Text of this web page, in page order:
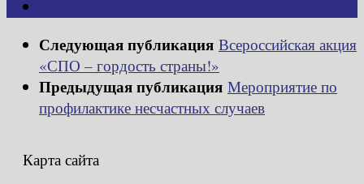
Следующая публикация Всероссийская акция
«СПО – гордость страны!»
Предыдущая публикация Мероприятие по
профилактике несчастных случаев
Карта сайта